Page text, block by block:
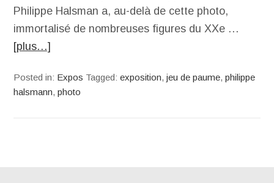
Philippe Halsman a, au-delà de cette photo,
immortalisé de nombreuses figures du XXe …
[plus…]
Posted in: Expos Tagged:exposition,jeu de paume,philippe
halsmann,photo